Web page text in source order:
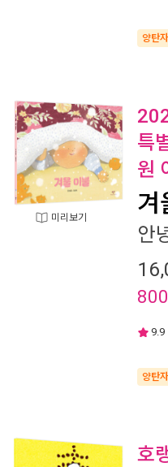
양탄
미리보기
특
원
겨
안
800
9.9
양탄
호